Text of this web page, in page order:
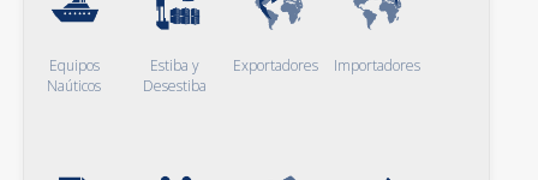
Equipos
Naúticos
Estiba y
Desestiba
Exportadores Importadores